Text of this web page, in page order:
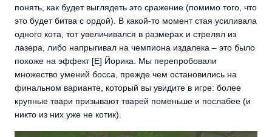
понять, как будет выглядеть это сражение (помимо того, что
это будет битва с ордой). В какой-то момент стая усиливала
одного кота, тот увеличивался в размерах и стрелял из
лазера, либо напрыгивал на чемпиона издалека – это было
похоже на эффект [E] Йорика. Мы перепробовали
множество умений босса, прежде чем остановились на
финальном варианте, который вы увидите в игре: более
крупные твари призывают тварей поменьше и послабее (и
никто из них уже не котик).